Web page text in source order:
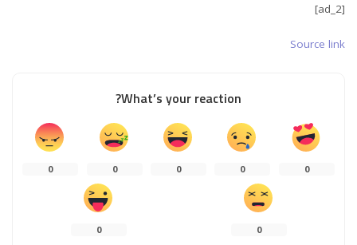
[ad_2]
Source link
What’s your reaction?
0
0
0
0
0
0
0